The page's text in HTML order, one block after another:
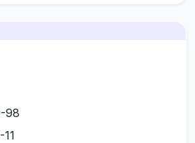
98